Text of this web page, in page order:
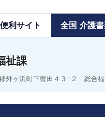
利サイト 全国 介護
祉課
外ヶ浜町下蟹田４３−２ 総合